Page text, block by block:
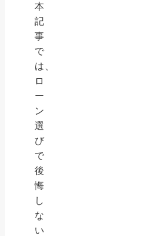
本
記
事
で
は、
ロ
ー
ン
選
び
で
後
悔
し
な
い